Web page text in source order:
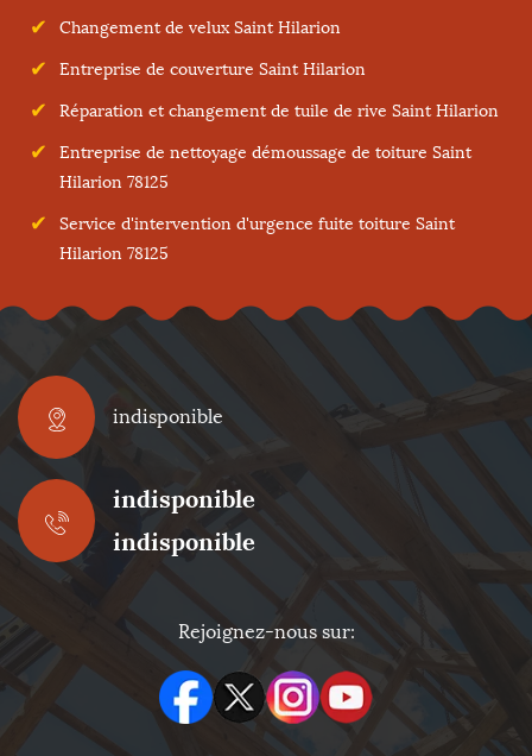
Changement de velux Saint Hilarion
Entreprise de couverture Saint Hilarion
Réparation et changement de tuile de rive Saint Hilarion
Entreprise de nettoyage démoussage de toiture Saint
Hilarion 78125
Service d'intervention d'urgence fuite toiture Saint
Hilarion 78125
indisponible
indisponible
indisponible
Rejoignez-nous sur: